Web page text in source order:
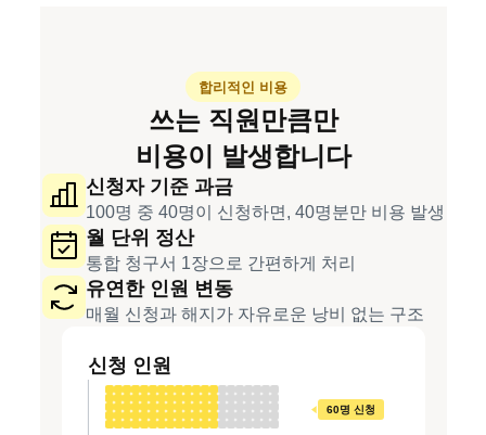
합리적인 비용
쓰는 직원만큼만
비용이 발생합니다
신청자 기준 과금
100명 중 40명이 신청하면, 40명분만 비용 발생
월 단위 정산
통합 청구서 1장으로 간편하게 처리
유연한 인원 변동
매월 신청과 해지가 자유로운 낭비 없는 구조
신청 인원
60명 신청